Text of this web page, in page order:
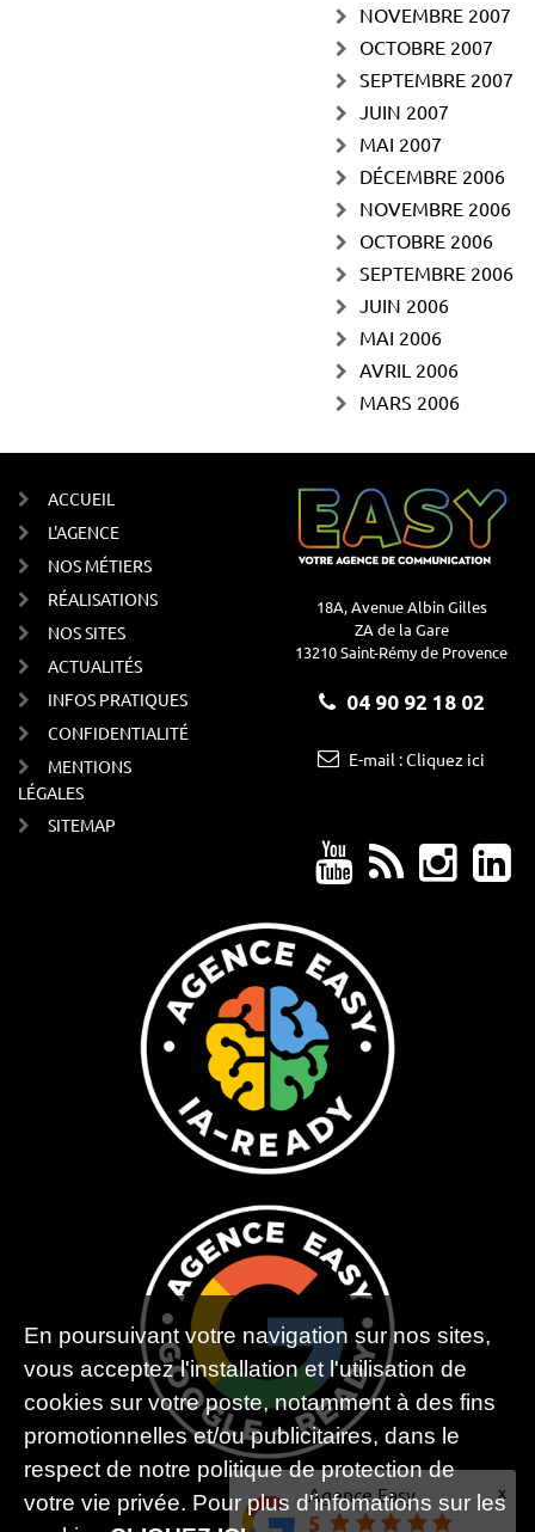
NOVEMBRE 2007
OCTOBRE 2007
SEPTEMBRE 2007
JUIN 2007
MAI 2007
DÉCEMBRE 2006
NOVEMBRE 2006
OCTOBRE 2006
SEPTEMBRE 2006
JUIN 2006
MAI 2006
AVRIL 2006
MARS 2006
ACCUEIL
L'AGENCE
NOS MÉTIERS
RÉALISATIONS
NOS SITES
ACTUALITÉS
INFOS PRATIQUES
CONFIDENTIALITÉ
MENTIONS
LÉGALES
SITEMAP
18A, Avenue Albin Gilles
ZA de la Gare
13210 Saint-Rémy de Provence
04 90 92 18 02
E-mail : Cliquez ici
Agence Easy
5
x
En poursuivant votre navigation sur nos sites,
vous acceptez l'installation et l'utilisation de
cookies sur votre poste, notamment à des fins
promotionnelles et/ou publicitaires, dans le
respect de notre politique de protection de
votre vie privée. Pour plus d'infomations sur les